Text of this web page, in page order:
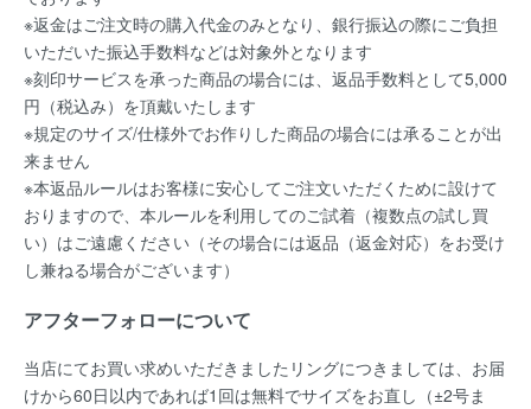
※返金はご注文時の購入代金のみとなり、銀行振込の際にご負担
いただいた振込手数料などは対象外となります
※刻印サービスを承った商品の場合には、返品手数料として5,000
円（税込み）を頂戴いたします
※規定のサイズ/仕様外でお作りした商品の場合には承ることが出
来ません
※本返品ルールはお客様に安心してご注文いただくために設けて
おりますので、本ルールを利用してのご試着（複数点の試し買
い）はご遠慮ください（その場合には返品（返金対応）をお受け
し兼ねる場合がございます）
アフターフォローについて
当店にてお買い求めいただきましたリングにつきましては、お届
けから60日以内であれば1回は無料でサイズをお直し（±2号ま